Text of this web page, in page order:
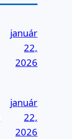
január
22,
2026
január
22,
2026